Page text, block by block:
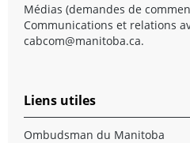
Médias (demandes de
Communications et relations
cabcom@manitoba.ca.
Liens utiles
Ombudsman du Manitoba